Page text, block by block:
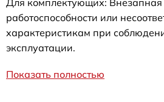
работоспособности или
характеристикам при
эксплуатации.
Показать полностью